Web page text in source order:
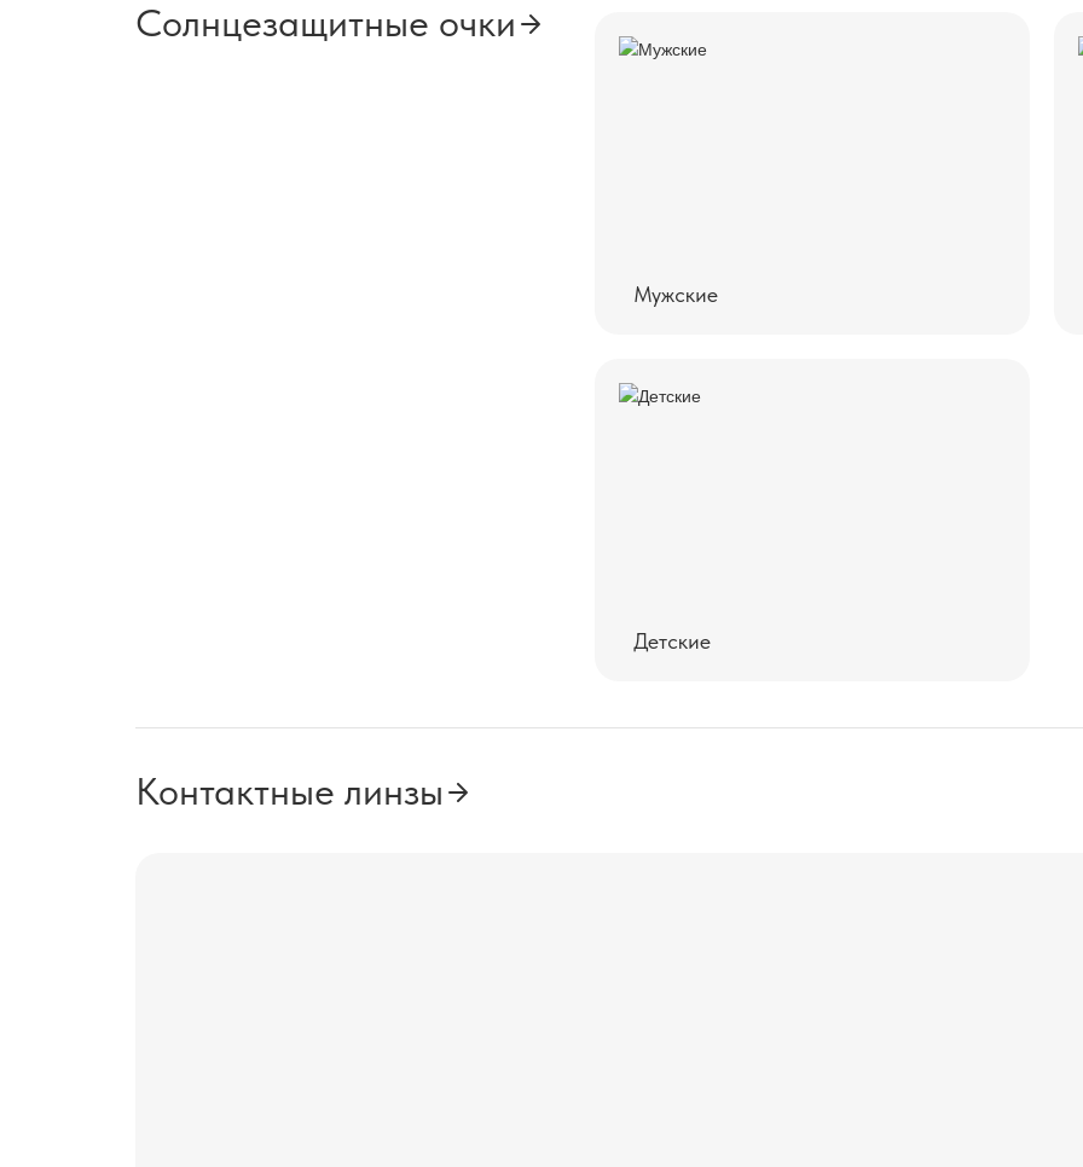
Солнцезащитные очки
Мужские
Детские
Контактные линзы